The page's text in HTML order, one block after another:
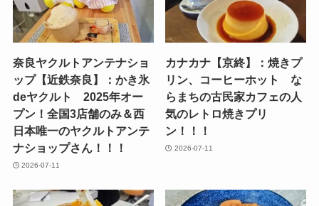
奈良ヤクルトアンテナショ
ップ【近鉄奈良】：かき氷
deヤクルト 2025年オー
プン！全国3店舗のみ＆西
日本唯一のヤクルトアンテ
ナショップさん！！！
2026-07-11
カナカナ【京終】：焼きプ
リン、コーヒーホット な
らまちの古民家カフェの人
気のレトロ焼きプリ
ン！！！
2026-07-11